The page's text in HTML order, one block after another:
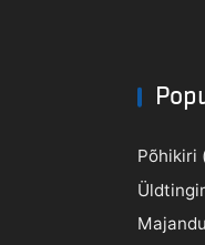
Põhikiri